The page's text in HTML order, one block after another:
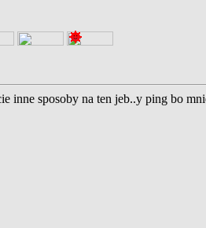
inne sposoby na ten jeb..y ping bo